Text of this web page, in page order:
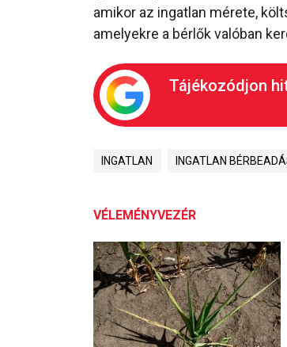
amikor az ingatlan mérete,
amelyekre a bérlők valóban
Tájékozódjon
INGATLAN INGATLAN
VÉLEMÉNYVEZÉR